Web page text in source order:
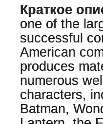
Краткое
one of the
successful
American
produces
numerous
characters,
Batman,